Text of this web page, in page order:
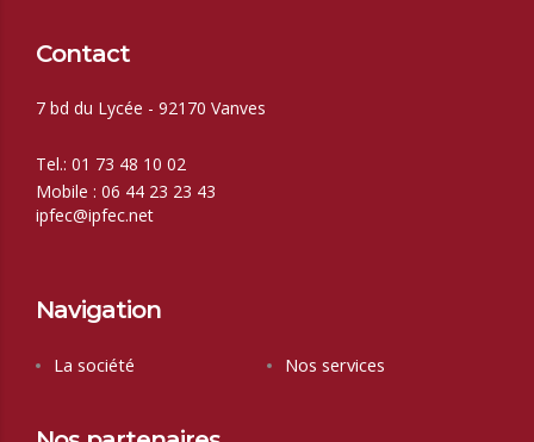
Contact
7 bd du Lycée - 92170 Vanves
Tel.: 01 73 48 10 02
Mobile : 06 44 23 23 43
ipfec@ipfec.net
Navigation
La société Nos services